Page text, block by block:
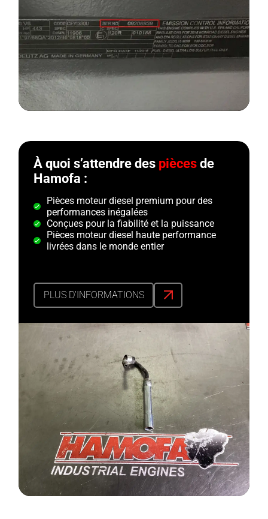
À quoi s’attendre des piècesde
Hamofa :
Pièces moteur diesel premium pour des
performances inégalées
Conçues pour la fiabilité et la puissance
Pièces moteur diesel haute performance
livrées dans le monde entier
PLUS D’INFORMATIONS